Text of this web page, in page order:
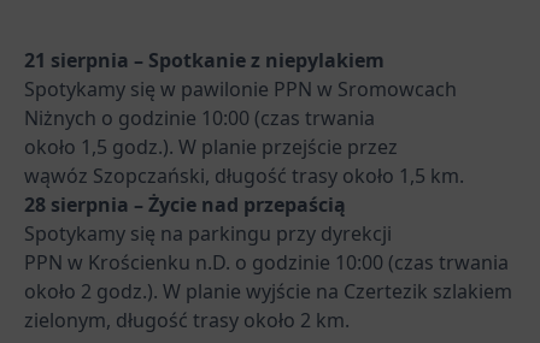
21 sierpnia – Spotkanie z niepylakiem
Spotykamy się w pawilonie PPN w Sromowcach
Niżnych o godzinie 10:00 (czas trwania
około 1,5 godz.). W planie przejście przez
wąwóz Szopczański, długość trasy około 1,5 km.
28 sierpnia – Życie nad przepaścią
Spotykamy się na parkingu przy dyrekcji
PPN w Krościenku n.D. o godzinie 10:00 (czas trwania
około 2 godz.). W planie wyjście na Czertezik szlakiem
zielonym, długość trasy około 2 km.